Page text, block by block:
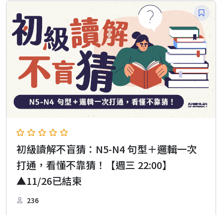
初級讀解不盲猜：N5-N4 句型＋邏輯一次
打通，看懂不靠猜！【週三 22:00】
▲11/26已結束
236